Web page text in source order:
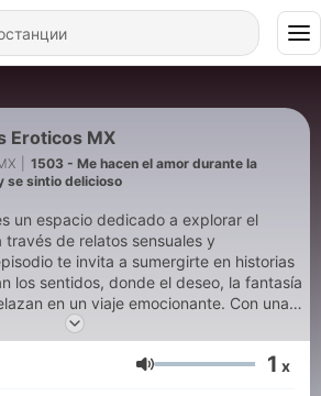
Eroticos MX
1503 - Me hacen el amor durante la
se sintio delicioso
un espacio dedicado a explorar el
través de relatos sensuales y
te invita a sumergirte en historias
los sentidos, donde el deseo, la fantasía
en un viaje emocionante. Con una
este podcast está diseñado para
y explorar el placer desde una
y auténtica. Déjate llevar por la voz y las
Сила на звука
1 x